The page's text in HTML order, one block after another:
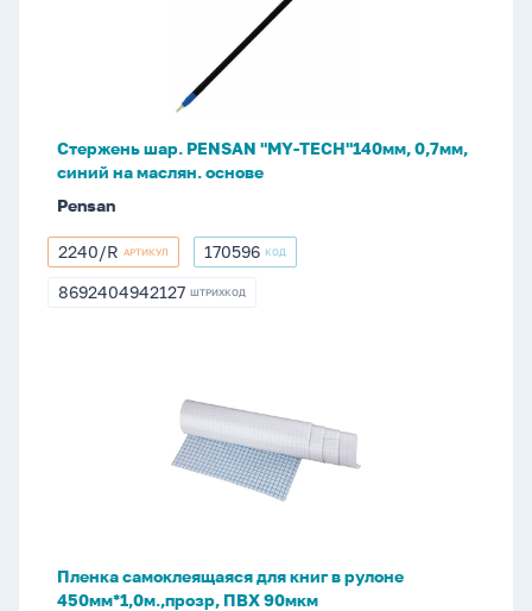
маслян.
основе
Стержень шар. PENSAN "MY-TECH"140мм, 0,7мм,
синий на маслян. основе
Pensan
2240/R
2240/R АРТИКУЛ 170596
170596 КОД
8692404942127
8692404942127 ШТРИХКОД
самоклеящаяся
90мкм
Пленка самоклеящаяся для книг в рулоне
450мм*1,0м.,прозр, ПВХ 90мкм